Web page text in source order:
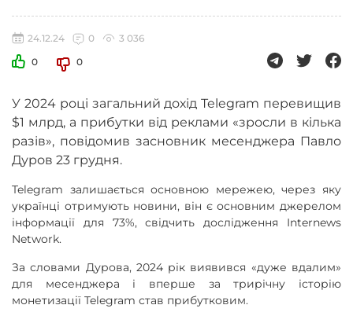
24.12.24 0
3 036
0
0
У 2024 році загальний дохід Telegram перевищив
$1 млрд, а прибутки від реклами «зросли в кілька
разів», повідомив засновник месенджера Павло
Дуров 23 грудня.
Telegram залишається основною мережею, через яку
українці отримують новини, він є основним джерелом
інформації для 73%, свідчить дослідження Internews
Network.
За словами Дурова, 2024 рік виявився «дуже вдалим»
для месенджера і вперше за трирічну історію
монетизації Telegram став прибутковим.